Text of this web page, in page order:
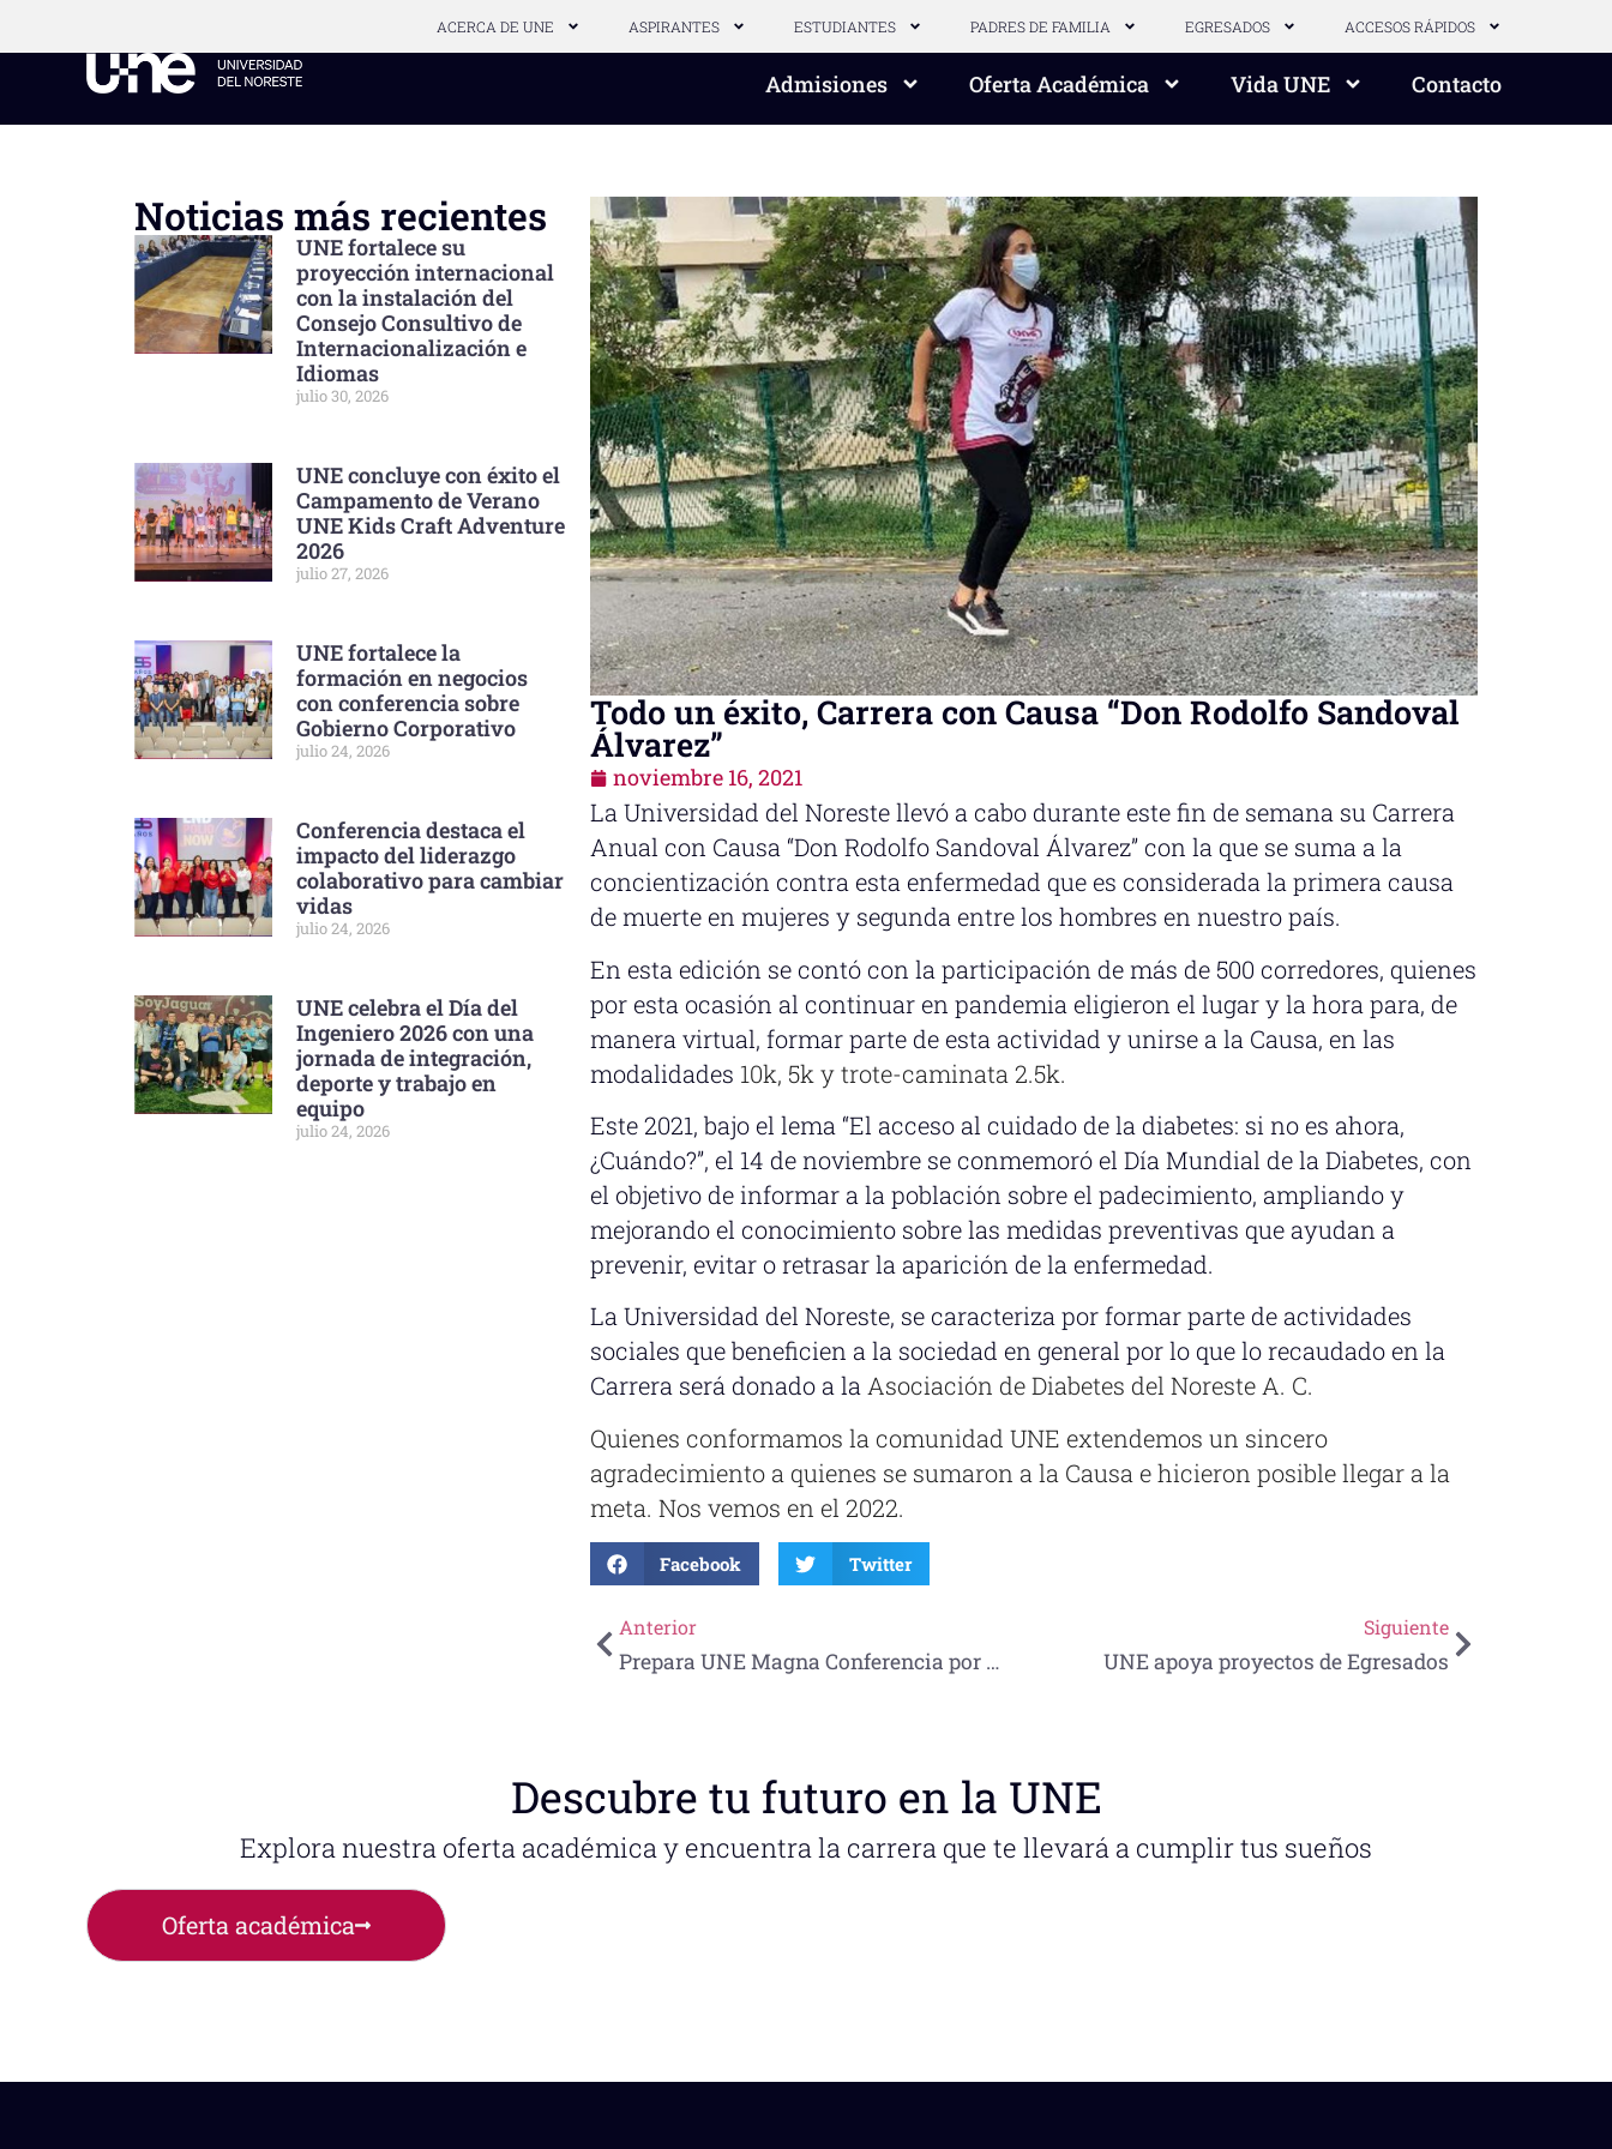
ACERCA DE UNE ASPIRANTES ESTUDIANTES PADRES DE FAMILIA EGRESADOS ACCESOS RÁPIDOS
Admisiones Oferta Académica Vida UNE Contacto
Noticias más recientes
UNE fortalece su
proyección internacional
con la instalación del
Consejo Consultivo de
Internacionalización e
Idiomas
julio 30, 2026
UNE concluye con éxito el
Campamento de Verano
UNE Kids Craft Adventure
2026
julio 27, 2026
UNE fortalece la
formación en negocios
con conferencia sobre
Gobierno Corporativo
julio 24, 2026
Conferencia destaca el
impacto del liderazgo
colaborativo para cambiar
vidas
julio 24, 2026
UNE celebra el Día del
Ingeniero 2026 con una
jornada de integración,
deporte y trabajo en
equipo
julio 24, 2026
Todo un éxito, Carrera con Causa “Don Rodolfo Sandoval
Álvarez”
noviembre 16, 2021
La Universidad del Noreste llevó a cabo durante este fin de semana su Carrera
Anual con Causa “Don Rodolfo Sandoval Álvarez” con la que se suma a la
concientización contra esta enfermedad que es considerada la primera causa
de muerte en mujeres y segunda entre los hombres en nuestro país.
En esta edición se contó con la participación de más de 500 corredores, quienes
por esta ocasión al continuar en pandemia eligieron el lugar y la hora para, de
manera virtual, formar parte de esta actividad y unirse a la Causa, en las
modalidades 10k, 5k y trote-caminata 2.5k.
Este 2021, bajo el lema “El acceso al cuidado de la diabetes: si no es ahora,
¿Cuándo?”, el 14 de noviembre se conmemoró el Día Mundial de la Diabetes, con
el objetivo de informar a la población sobre el padecimiento, ampliando y
mejorando el conocimiento sobre las medidas preventivas que ayudan a
prevenir, evitar o retrasar la aparición de la enfermedad.
La Universidad del Noreste, se caracteriza por formar parte de actividades
sociales que beneficien a la sociedad en general por lo que lo recaudado en la
Carrera será donado a laAsociación de Diabetes del Noreste A. C.
Quienes conformamos la comunidad UNE extendemos un sincero
agradecimiento a quienes se sumaron a la Causa e hicieron posible llegar a la
meta. Nos vemos en el 2022.
Facebook Twitter
Anterior
Prepara UNE Magna Conferencia por día mundial de la diabetes
Siguiente
UNE apoya proyectos de Egresados
Descubre tu futuro en la UNE
Explora nuestra oferta académica y encuentra la carrera que te llevará a cumplir tus sueños
Oferta académica